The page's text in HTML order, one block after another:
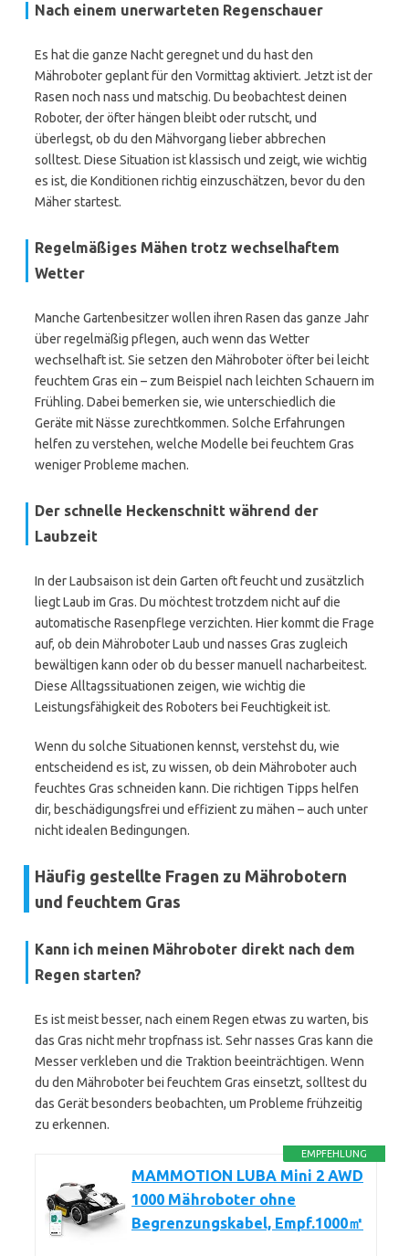
Nach einem unerwarteten Regenschauer
Es hat die ganze Nacht geregnet und du hast den
Mähroboter geplant für den Vormittag aktiviert. Jetzt ist der
Rasen noch nass und matschig. Du beobachtest deinen
Roboter, der öfter hängen bleibt oder rutscht, und
überlegst, ob du den Mähvorgang lieber abbrechen
solltest. Diese Situation ist klassisch und zeigt, wie wichtig
es ist, die Konditionen richtig einzuschätzen, bevor du den
Mäher startest.
Regelmäßiges Mähen trotz wechselhaftem
Wetter
Manche Gartenbesitzer wollen ihren Rasen das ganze Jahr
über regelmäßig pflegen, auch wenn das Wetter
wechselhaft ist. Sie setzen den Mähroboter öfter bei leicht
feuchtem Gras ein – zum Beispiel nach leichten Schauern im
Frühling. Dabei bemerken sie, wie unterschiedlich die
Geräte mit Nässe zurechtkommen. Solche Erfahrungen
helfen zu verstehen, welche Modelle bei feuchtem Gras
weniger Probleme machen.
Der schnelle Heckenschnitt während der
Laubzeit
In der Laubsaison ist dein Garten oft feucht und zusätzlich
liegt Laub im Gras. Du möchtest trotzdem nicht auf die
automatische Rasenpflege verzichten. Hier kommt die Frage
auf, ob dein Mähroboter Laub und nasses Gras zugleich
bewältigen kann oder ob du besser manuell nacharbeitest.
Diese Alltagssituationen zeigen, wie wichtig die
Leistungsfähigkeit des Roboters bei Feuchtigkeit ist.
Wenn du solche Situationen kennst, verstehst du, wie
entscheidend es ist, zu wissen, ob dein Mähroboter auch
feuchtes Gras schneiden kann. Die richtigen Tipps helfen
dir, beschädigungsfrei und effizient zu mähen – auch unter
nicht idealen Bedingungen.
Häufig gestellte Fragen zu Mährobotern
und feuchtem Gras
Kann ich meinen Mähroboter direkt nach dem
Regen starten?
Es ist meist besser, nach einem Regen etwas zu warten, bis
das Gras nicht mehr tropfnass ist. Sehr nasses Gras kann die
Messer verkleben und die Traktion beeinträchtigen. Wenn
du den Mähroboter bei feuchtem Gras einsetzt, solltest du
das Gerät besonders beobachten, um Probleme frühzeitig
zu erkennen.
EMPFEHLUNG
MAMMOTION LUBA Mini 2 AWD
1000 Mähroboter ohne
Begrenzungskabel, Empf.1000㎡